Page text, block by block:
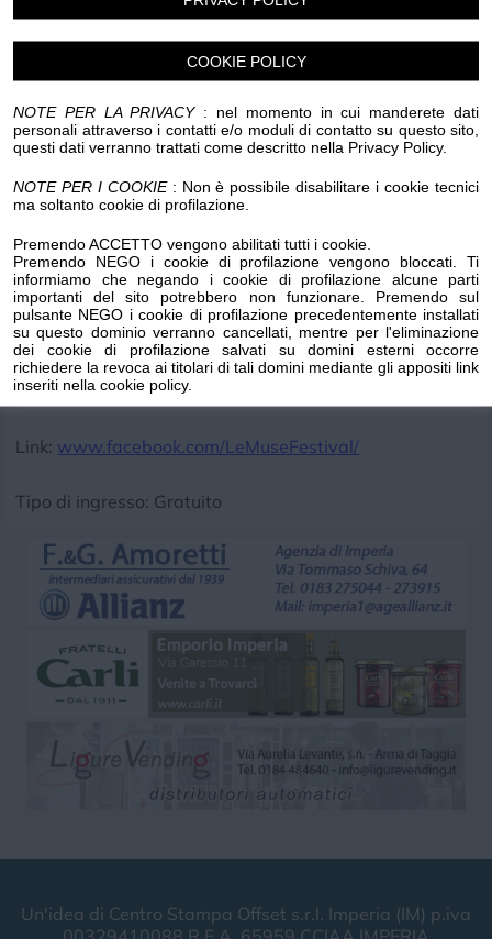
COOKIE POLICY
NOTE PER LA PRIVACY: nel momento in cui manderete dati
personali attraverso i contatti e/o moduli di contatto su questo sito,
questi dati verranno trattati come descritto nella Privacy Policy.
NOTE PER I COOKIE: Non è possibile disabilitare i cookie tecnici
ma soltanto cookie di profilazione.
Premendo ACCETTO vengono abilitati tutti i cookie.
Premendo NEGO i cookie di profilazione vengono bloccati. Ti
informiamo che negando i cookie di profilazione alcune parti
importanti del sito potrebbero non funzionare. Premendo sul
pulsante NEGO i cookie di profilazione precedentemente installati
su questo dominio verranno cancellati, mentre per l'eliminazione
dei cookie di profilazione salvati su domini esterni occorre
richiedere la revoca ai titolari di tali domini mediante gli appositi link
inseriti nella cookie policy.
Luogo dell'evento su Google Maps
Con la comunicazione si fa cultura! Il laboratorio
Attianese, introduce alle tecnche di Comunicazione Non
Violenta (CNV) dello psicologo Marshal Rosenberg. Il
metodo Rosenberg è un modello comunicativo che si
basa sull'empatia e sull’ascolto profondo.
Indirizzo: Piazza Cassini 10/11
Link: www.facebook.com/LeMuseFestival/
Tipo di ingresso: Gratuito
Un'idea di Centro Stampa Offset s.r.l. Imperia (IM) p.iva